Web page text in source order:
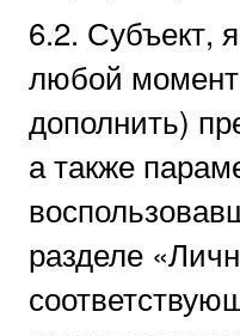
6.2. Субъект,
любой момент
дополнить)
а также
разделе